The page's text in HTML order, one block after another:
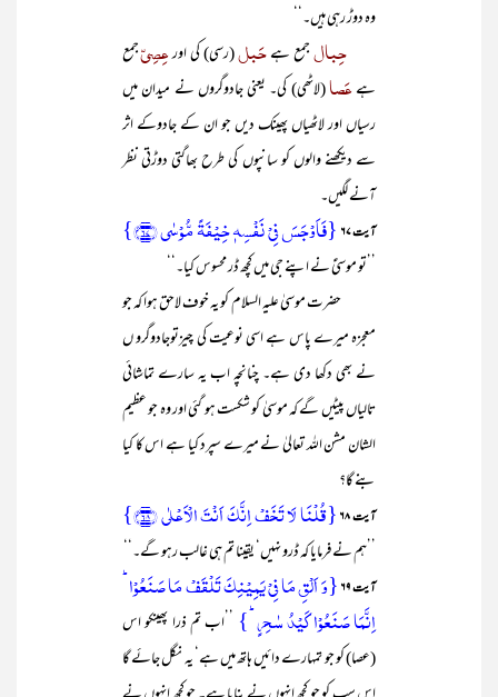
وہ دوڑ رہی ہیں۔‘‘
حِبالجمع ہےحَبل(رسی) کی اورعِصِیّجمع
ہےعَصا(لاٹھی) کی۔ یعنی جادوگروں نے میدان میں
رسیاں اور لاٹھیاں پھینک دیں جو ان کے جادوکے اثر
سے دیکھنے والوں کو سانپوں کی طرح بھاگتی دوڑتی نظر
آنے لگیں۔
آیت ۶۷ {فَاَوۡجَسَ فِیۡ نَفۡسِہٖ خِیۡفَۃً مُّوۡسٰی ﴿۶۷﴾}
’’تو موسیٰؑ نے اپنے جی میں کچھ ڈر محسوس کیا۔‘‘
حضرت موسیٰ علیہ السلام کو یہ خوف لاحق ہوا کہ جو
معجزہ میرے پاس ہے اسی نوعیت کی چیزتوجادوگرو ں
نے بھی دکھا دی ہے۔ چنانچہ اب یہ سارے تماشائی
تالیاں پیٹیں گے کہ موسیٰ کو شکست ہو گئی اور وہ جو عظیم
الشان مشن اللہ تعالیٰ نے میرے سپرد کیا ہے اس کا کیا
بنے گا؟
آیت ۶۸ {قُلۡنَا لَا تَخَفۡ اِنَّکَ اَنۡتَ الۡاَعۡلٰی ﴿۶۸﴾}
’’ہم نے فرمایا کہ ڈرو نہیں‘ یقینا تم ہی غالب رہو گے۔‘‘
آیت ۶۹
{وَ اَلۡقِ مَا فِیۡ یَمِیۡنِکَ تَلۡقَفۡ مَا صَنَعُوۡا ؕ
اِنَّمَا صَنَعُوۡا کَیۡدُ سٰحِرٍ ؕ} ’’اب تم ذرا پھینکو اس
(عصا) کو جو تمہارے دائیں ہاتھ میں ہے‘ یہ نگل جائے گا